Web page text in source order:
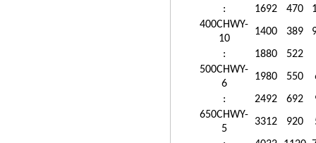
:
1692 470
400CHWY-
10
1400 389
:
1880 522
500CHWY-
6
1980 550
:
2492 692
650CHWY-
5
3312 920